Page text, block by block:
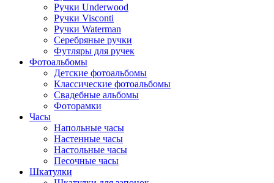
Ручки Underwood
Ручки Visconti
Ручки Waterman
Серебряные ручки
Футляры для ручек
Фотоальбомы
Детские фотоальбомы
Классические фотоальбомы
Свадебные альбомы
Фоторамки
Часы
Напольные часы
Настенные часы
Настольные часы
Песочные часы
Шкатулки